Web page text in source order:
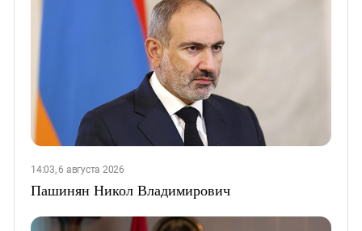
14:03, 6 августа 2026
Пашинян Никол Владимирович